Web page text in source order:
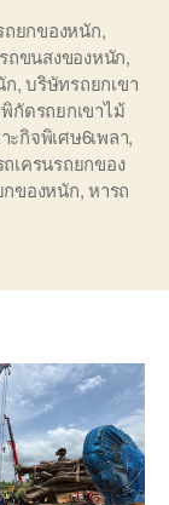
ถยกของหนัก,
ถขนสงของหนัก,
ก,บริษัทรถยกเขา
พิกัดรถยกเขาไม้
ะกิจพิเศษ6เพลา,
ถเครนรถยกของ
กของหนัก,หารถ